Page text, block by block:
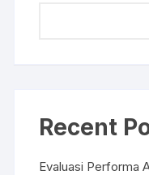
Recent
Evaluasi Performa